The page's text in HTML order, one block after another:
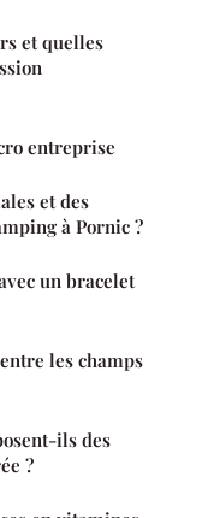
et quelles
entreprise
et des
à Pornic ?
un bracelet
les champs
ils des
?